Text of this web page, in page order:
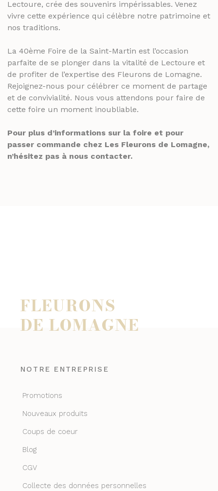
Lectoure, crée des souvenirs impérissables. Venez
vivre cette expérience qui célèbre notre patrimoine et
nos traditions.
La 40ème Foire de la Saint-Martin est l’occasion
parfaite de se plonger dans la vitalité de Lectoure et
de profiter de l’expertise des Fleurons de Lomagne.
Rejoignez-nous pour célébrer ce moment de partage
et de convivialité. Nous vous attendons pour faire de
cette foire un moment inoubliable.
Pour plus d’informations sur la foire et pour
passer commande chez Les Fleurons de Lomagne,
n’hésitez pas à nous contacter.
FLEURONS
DE LOMAGNE
NOTRE ENTREPRISE
Promotions
Nouveaux produits
Coups de coeur
Blog
CGV
Collecte des données personnelles